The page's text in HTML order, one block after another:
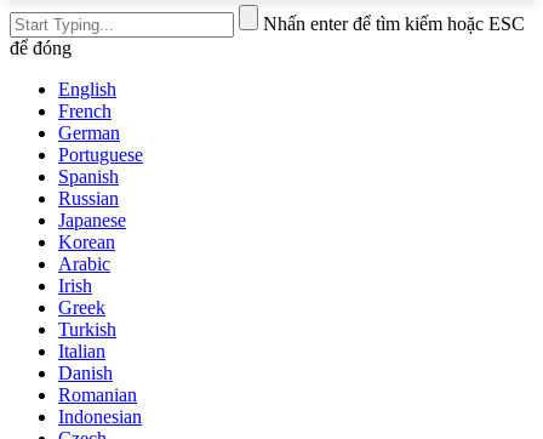
Nhấn enter để tìm kiếm hoặc ESC
để đóng
English
French
German
Portuguese
Spanish
Russian
Japanese
Korean
Arabic
Irish
Greek
Turkish
Italian
Danish
Romanian
Indonesian